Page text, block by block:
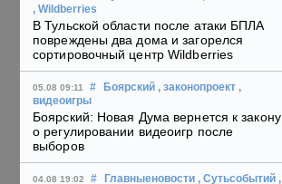
, Wildberries
В Тульской области после атаки БПЛА
повреждены два дома и загорелся
сортировочный центр Wildberries
05.08 09:11 # Боярский , законопроект ,
видеоигры
Боярский: Новая Дума вернется к закону
о регулировании видеоигр после
выборов
04.08 19:02 # Главныеновости , Сутьсобытий ,